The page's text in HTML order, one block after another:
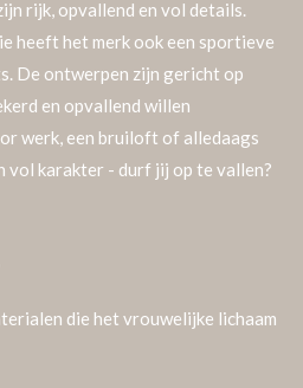
rijk, opvallend en vol details.
heeft het merk ook een sportieve
De ontwerpen zijn gericht op
en opvallend willen
werk, een bruiloft of alledaags
vol karakter - durf jij op te vallen?
die het vrouwelijke lichaam